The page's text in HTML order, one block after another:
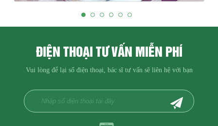
ĐIỆN THOẠI TƯ VẤN MIỄN PHÍ
Vui lòng để lại số điện thoại, bác sĩ tư vấn sẽ liên hệ với bạn